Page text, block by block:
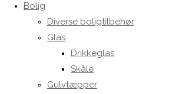
Bolig
Diverse boligtilbehør
Glas
Drikkeglas
Skåle
Gulvtæpper